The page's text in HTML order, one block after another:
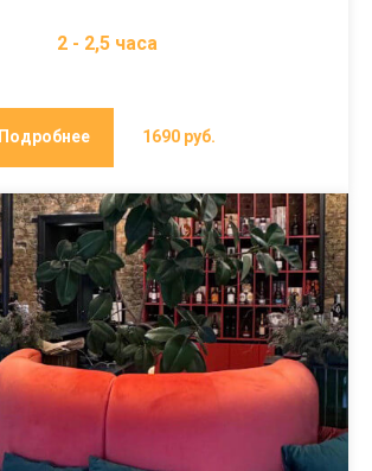
2 - 2,5 часа
Подробнее 1690 руб.